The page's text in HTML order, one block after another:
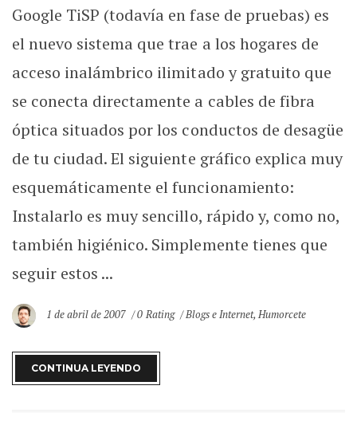
Google TiSP (todavía en fase de pruebas) es
el nuevo sistema que trae a los hogares de
acceso inalámbrico ilimitado y gratuito que
se conecta directamente a cables de fibra
óptica situados por los conductos de desagüe
de tu ciudad. El siguiente gráfico explica muy
esquemáticamente el funcionamiento:
Instalarlo es muy sencillo, rápido y, como no,
también higiénico. Simplemente tienes que
seguir estos ...
1 de abril de 2007 0 Rating Blogs e Internet,Humorcete
CONTINUA LEYENDO